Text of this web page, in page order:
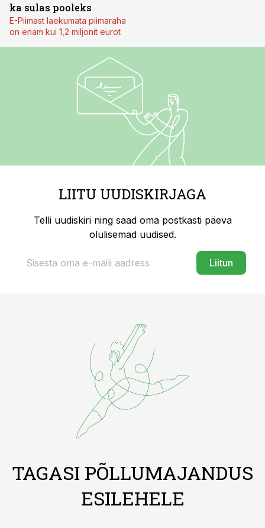
ka sulas pooleks
E-Piimast laekumata piimaraha
on enam kui 1,2 miljonit eurot
LIITU UUDISKIRJAGA
Telli uudiskiri ning saad oma postkasti päeva
olulisemad uudised.
Liitun
TAGASI PÕLLUMAJANDUS
ESILEHELE